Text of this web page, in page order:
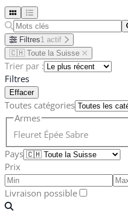
Rechercher
Filtres1 actif
🇨🇭 Toute la Suisse
Trier par :
Filtres
Effacer
Toutes catégories
Armes
Fleuret Épée Sabre
Pays
Prix
Livraison possible